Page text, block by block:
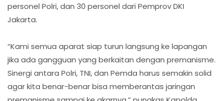
personel Polri, dan 30 personel dari Pemprov DKI
Jakarta.
“Kami semua aparat siap turun langsung ke lapangan
jika ada gangguan yang berkaitan dengan premanisme.
Sinergi antara Polri, TNI, dan Pemda harus semakin solid
agar kita benar-benar bisa memberantas jaringan